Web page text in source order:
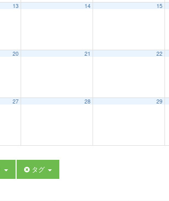
13 14 15
20 21 22
27 28 29
タグ